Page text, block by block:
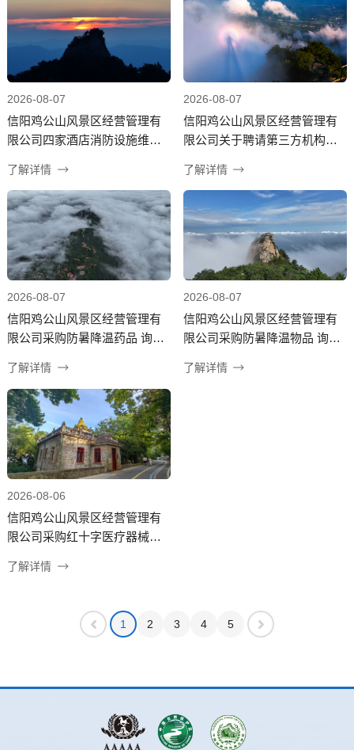
2026-08-07
信阳鸡公山风景区经营管理有
限公司四家酒店消防设施维保
了解详情
2026-08-07
信阳鸡公山风景区经营管理有
限公司关于聘请第三方机构开
训项目询比采购成交结果公告
了解详情
2026-08-07
信阳鸡公山风景区经营管理有
限公司采购防暑降温药品 询比
了解详情
2026-08-07
信阳鸡公山风景区经营管理有
限公司采购防暑降温物品 询比
了解详情
2026-08-06
信阳鸡公山风景区经营管理有
限公司采购红十字医疗器械项
了解详情
1 2 3 4 5